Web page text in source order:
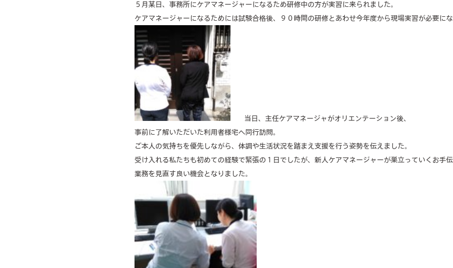
cafe
５月某日、事務所にケアマネージャーになるため研修中の方が実習に来られました。
ケアマネージャーになるためには試験合格後、９０時間の研修とあわせ今年度から現場実習が必要にな
当日、主任ケアマネージャがオリエンテーション後、
事前に了解いただいた利用者様宅へ同行訪問。
ご本人の気持ちを優先しながら、体調や生活状況を踏まえ支援を行う姿勢を伝えました。
受け入れる私たちも初めての経験で緊張の１日でしたが、新人ケアマネージャーが巣立っていくお手伝
業務を見直す良い機会となりました。